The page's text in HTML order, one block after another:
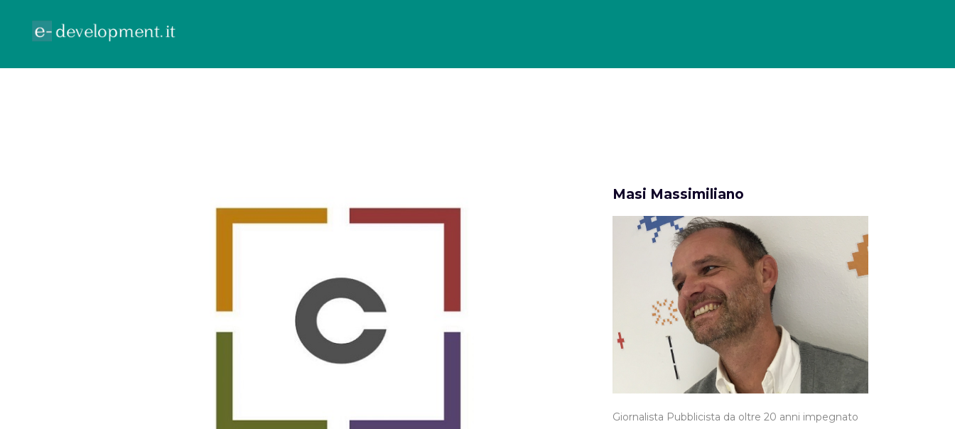
Masi Massimiliano
Giornalista Pubblicista da oltre 20 anni impegnato